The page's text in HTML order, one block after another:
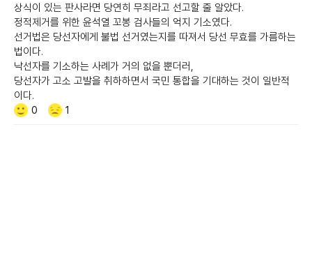
상식이 있는 판사라면 당연히 무죄라고 선고할 줄 알았다.
정적제거를 위한 윤석열 꼬봉 검사들의 억지 기소였다.
선거법은 당선자에게 불법 선거였는지를 따져서 당선 무효를 가름하는
법이다.
낙선자를 기소하는 사례가 거의 없을 뿐더러,
당선자가 고소 고발을 취하하면서 국민 통합을 기대하는 것이 일반적
이다.
Like/Dislike
공
0
비
1